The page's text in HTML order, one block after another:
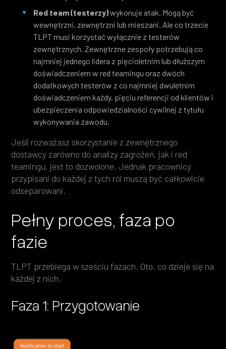
Red team (testerzy)wykonuje atak. Mogą być
wewnętrzni, zewnętrzni lub mieszani. Ale co trzecie
TLPT musi korzystać wyłącznie z testerów
zewnętrznych. Zewnętrzne zespoły potrzebują co
najmniej jednego lidera z pięcioletnim lub dłuższym
doświadczeniem w red teamingu oraz dwóch
dodatkowych testerów z co najmniej dwuletnim
doświadczeniem każdy, pięciu referencji od klientów i
ubezpieczenia odpowiedzialności cywilnej z tytułu
wykonywania zawodu.
Jeśli rozważasz skorzystanie z zewnętrznego
dostawcy zarówno do analizy zagrożeń, jak i red
teamingu, jest to dozwolone. Jednak pracownicy
przypisani do każdej z tych ról muszą być całkowicie
odseparowani.
Pełny proces, faza po
fazie
TLPT przebiega w sześciu fazach. Oto, co dzieje się na
każdej z nich.
Faza 1: Przygotowanie